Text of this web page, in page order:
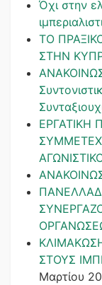
Όχι στην
ΤΟ
ΣΤΗΝ
ΕΡΓΑΤΙΚΗ
ΣΤΟΥΣ
Μαρτίου